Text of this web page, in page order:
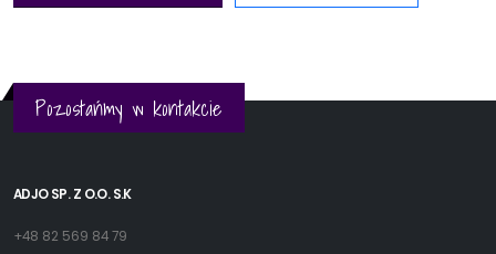
Pozostańmy w kontakcie
ADJO SP. Z O.O. S.K
+48 82 569 84 79